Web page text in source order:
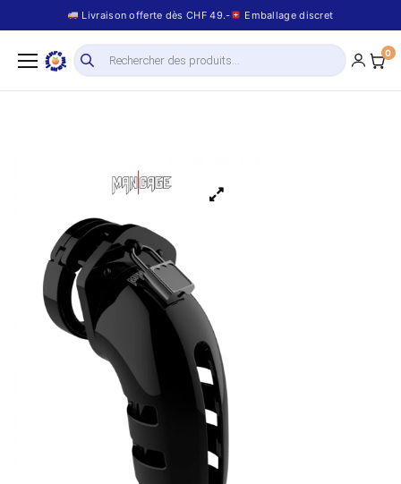
Livraison offerte dès CHF 49.- Emballage discret
0